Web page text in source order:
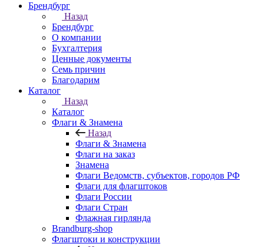
Брендбург
Назад
Брендбург
О компании
Бухгалтерия
Ценные документы
Семь причин
Благодарим
Каталог
Назад
Каталог
Флаги & Знамена
Назад
Флаги & Знамена
Флаги на заказ
Знамена
Флаги Ведомств, субъектов, городов РФ
Флаги для флагштоков
Флаги России
Флаги Стран
Флажная гирлянда
Brandburg-shop
Флагштоки и конструкции